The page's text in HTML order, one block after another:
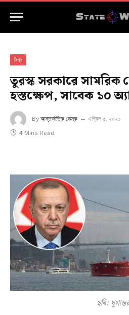
বিশ্ব
তুরস্ক সরকারে সামরিক
হস্তক্ষেপ, সাবেক ১০
By আন্তর্জাতিক ডেস্ক এপ্রিল ৫, ২০২১
4 Mins Read
ছবি: